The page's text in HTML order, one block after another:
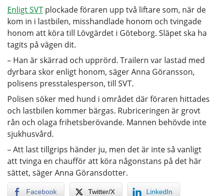
Enligt SVT plockade föraren upp två liftare som, när de
kom in i lastbilen, misshandlade honom och tvingade
honom att köra till Lövgärdet i Göteborg. Släpet ska ha
tagits på vägen dit.
– Han är skärrad och upprörd. Trailern var lastad med
dyrbara skor enligt honom, säger Anna Göransson,
polisens presstalesperson, till SVT.
Polisen söker med hund i området där föraren hittades
och lastbilen kommer bärgas. Rubriceringen är grovt
rån och olaga frihetsberövande. Mannen behövde inte
sjukhusvård.
– Att last tillgrips händer ju, men det är inte så vanligt
att tvinga en chaufför att köra någonstans på det här
sättet, säger Anna Göransdotter.
Facebook Twitter/X LinkedIn